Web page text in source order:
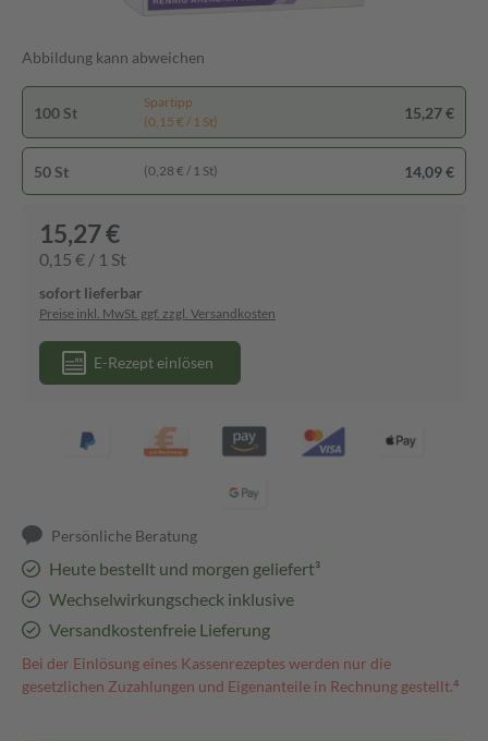
Abbildung kann abweichen
100 St
Spartipp
(0,15 € / 1 St)
15,27 €
50 St (0,28 € / 1 St) 14,09 €
15,27 €
0,15 € / 1 St
sofort lieferbar
Preise inkl. MwSt. ggf. zzgl. Versandkosten
E-Rezept einlösen
Persönliche Beratung
Heute bestellt und morgen geliefert³
Wechselwirkungscheck inklusive
Versandkostenfreie Lieferung
Bei der Einlösung eines Kassenrezeptes werden nur die
gesetzlichen Zuzahlungen und Eigenanteile in Rechnung gestellt.⁴